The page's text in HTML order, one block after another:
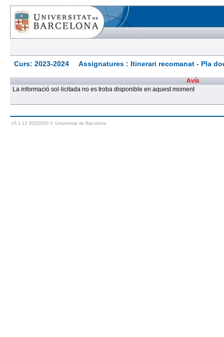
Curs: 2023-2024 Assignatures : Itinerari recomanat - Pla
Avís
La informació sol·licitada no es troba disponible en aquest moment
v5.1.13 20250520 © Universitat de Barcelona